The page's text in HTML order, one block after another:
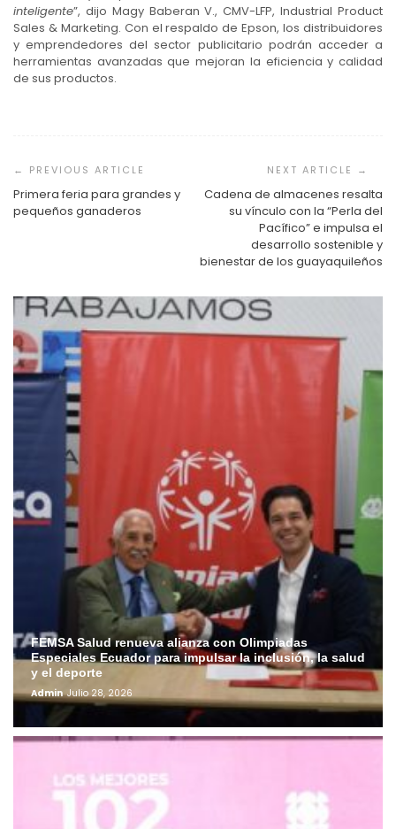
inteligente”, dijo Magy Baberan V., CMV-LFP, Industrial Product
Sales & Marketing. Con el respaldo de Epson, los distribuidores
y emprendedores del sector publicitario podrán acceder a
herramientas avanzadas que mejoran la eficiencia y calidad
de sus productos.
de
entradas
Primera feria para grandes y
pequeños ganaderos
Cadena de almacenes resalta
su vínculo con la “Perla del
Pacífico” e impulsa el
desarrollo sostenible y
bienestar de los guayaquileños
FEMSA Salud renueva alianza con Olimpiadas
Especiales Ecuador para impulsar la inclusión, la salud
y el deporte
Admin Julio 28, 2026